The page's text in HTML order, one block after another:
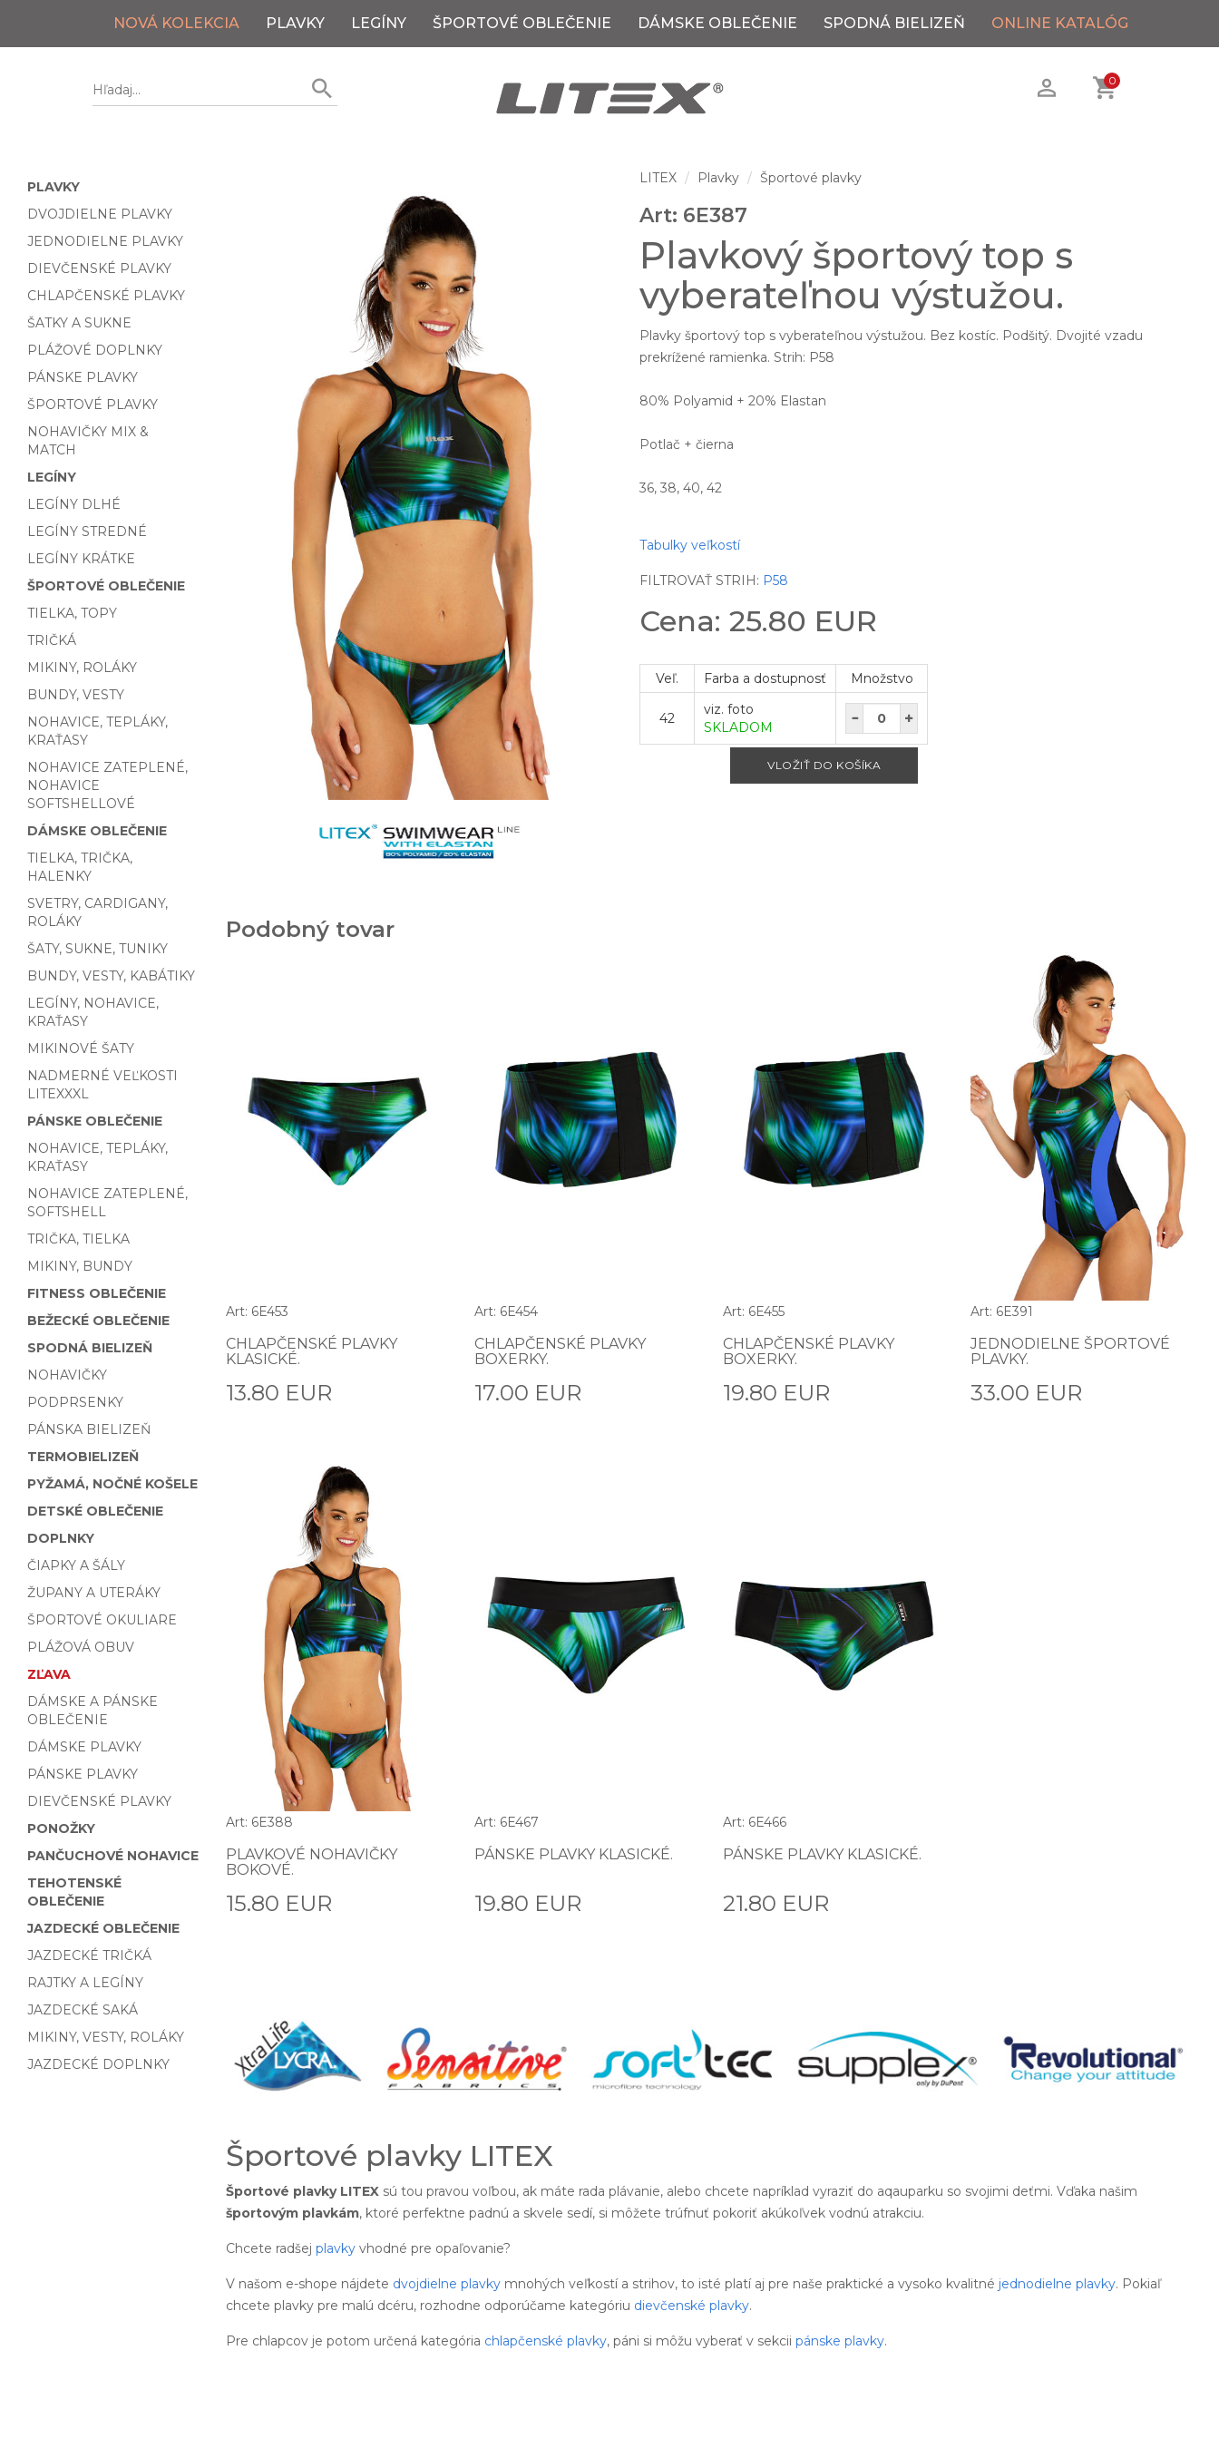
NOVÁ KOLEKCIA PLAVKY LEGÍNY ŠPORTOVÉ OBLEČENIE DÁMSKE OBLEČENIE SPODNÁ BIELIZEŇ ONLINE KATALÓG
0
PLAVKY
DVOJDIELNE PLAVKY
JEDNODIELNE PLAVKY
DIEVČENSKÉ PLAVKY
CHLAPČENSKÉ PLAVKY
ŠATKY A SUKNE
PLÁŽOVÉ DOPLNKY
PÁNSKE PLAVKY
ŠPORTOVÉ PLAVKY
NOHAVIČKY MIX &
MATCH
LEGÍNY
LEGÍNY DLHÉ
LEGÍNY STREDNÉ
LEGÍNY KRÁTKE
ŠPORTOVÉ OBLEČENIE
TIELKA, TOPY
TRIČKÁ
MIKINY, ROLÁKY
BUNDY, VESTY
NOHAVICE, TEPLÁKY,
KRAŤASY
NOHAVICE ZATEPLENÉ,
NOHAVICE
SOFTSHELLOVÉ
DÁMSKE OBLEČENIE
TIELKA, TRIČKA,
HALENKY
SVETRY, CARDIGANY,
ROLÁKY
ŠATY, SUKNE, TUNIKY
BUNDY, VESTY, KABÁTIKY
LEGÍNY, NOHAVICE,
KRAŤASY
MIKINOVÉ ŠATY
NADMERNÉ VEĽKOSTI
LITEXXXL
PÁNSKE OBLEČENIE
NOHAVICE, TEPLÁKY,
KRAŤASY
NOHAVICE ZATEPLENÉ,
SOFTSHELL
TRIČKA, TIELKA
MIKINY, BUNDY
FITNESS OBLEČENIE
BEŽECKÉ OBLEČENIE
SPODNÁ BIELIZEŇ
NOHAVIČKY
PODPRSENKY
PÁNSKA BIELIZEŇ
TERMOBIELIZEŇ
PYŽAMÁ, NOČNÉ KOŠELE
DETSKÉ OBLEČENIE
DOPLNKY
ČIAPKY A ŠÁLY
ŽUPANY A UTERÁKY
ŠPORTOVÉ OKULIARE
PLÁŽOVÁ OBUV
ZĽAVA
DÁMSKE A PÁNSKE
OBLEČENIE
DÁMSKE PLAVKY
PÁNSKE PLAVKY
DIEVČENSKÉ PLAVKY
PONOŽKY
PANČUCHOVÉ NOHAVICE
TEHOTENSKÉ
OBLEČENIE
JAZDECKÉ OBLEČENIE
JAZDECKÉ TRIČKÁ
RAJTKY A LEGÍNY
JAZDECKÉ SAKÁ
MIKINY, VESTY, ROLÁKY
JAZDECKÉ DOPLNKY
LITEX Plavky Športové plavky
Art: 6E387
Plavkový športový top s
vyberateľnou výstužou.
Plavky športový top s vyberateľnou výstužou. Bez kostíc. Podšitý. Dvojité vzadu
prekrížené ramienka. Strih: P58
80% Polyamid + 20% Elastan
Potlač + čierna
36, 38, 40, 42
Tabulky veľkostí
FILTROVAŤ STRIH: P58
Cena: 25.80 EUR
Veľ. Farba a dostupnosť Množstvo
42
viz. foto
SKLADOM
Podobný tovar
Art: 6E453
CHLAPČENSKÉ PLAVKY
KLASICKÉ.
13.80 EUR
Art: 6E454
CHLAPČENSKÉ PLAVKY
BOXERKY.
17.00 EUR
Art: 6E455
CHLAPČENSKÉ PLAVKY
BOXERKY.
19.80 EUR
Art: 6E391
JEDNODIELNE ŠPORTOVÉ
PLAVKY.
33.00 EUR
Art: 6E388
PLAVKOVÉ NOHAVIČKY
BOKOVÉ.
15.80 EUR
Art: 6E467
PÁNSKE PLAVKY KLASICKÉ.
19.80 EUR
Art: 6E466
PÁNSKE PLAVKY KLASICKÉ.
21.80 EUR
Športové plavky LITEX
Športové plavky LITEX sú tou pravou voľbou, ak máte rada plávanie, alebo chcete napríklad vyraziť do aqauparku so svojimi deťmi. Vďaka našim
športovým plavkám, ktoré perfektne padnú a skvele sedí, si môžete trúfnuť pokoriť akúkoľvek vodnú atrakciu.
Chcete radšej plavky vhodné pre opaľovanie?
V našom e-shope nájdete dvojdielne plavky mnohých veľkostí a strihov, to isté platí aj pre naše praktické a vysoko kvalitné jednodielne plavky. Pokiaľ
chcete plavky pre malú dcéru, rozhodne odporúčame kategóriu dievčenské plavky.
Pre chlapcov je potom určená kategória chlapčenské plavky, páni si môžu vyberať v sekcii pánske plavky.